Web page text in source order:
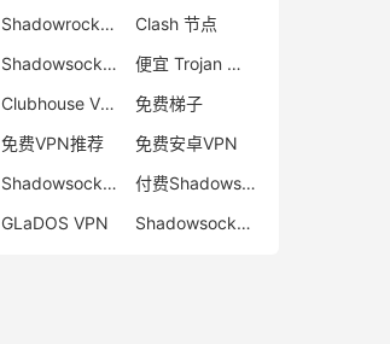
Shadowrocket 地址
Clash 节点
Shadowsocks 付费节点
便宜 Trojan 购买
Clubhouse VPN
免费梯子
免费VPN推荐
免费安卓VPN
Shadowsocks 服务器
付费Shadowsocks推荐
GLaDOS VPN Shadowsocks 节点哪里买